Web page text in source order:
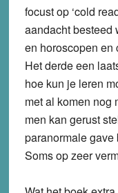
focust op ‘cold
aandacht besteed
en horoscopen en
Het derde een
hoe kun je leren
met al komen nog
men kan gerust
paranormale
Soms op zeer